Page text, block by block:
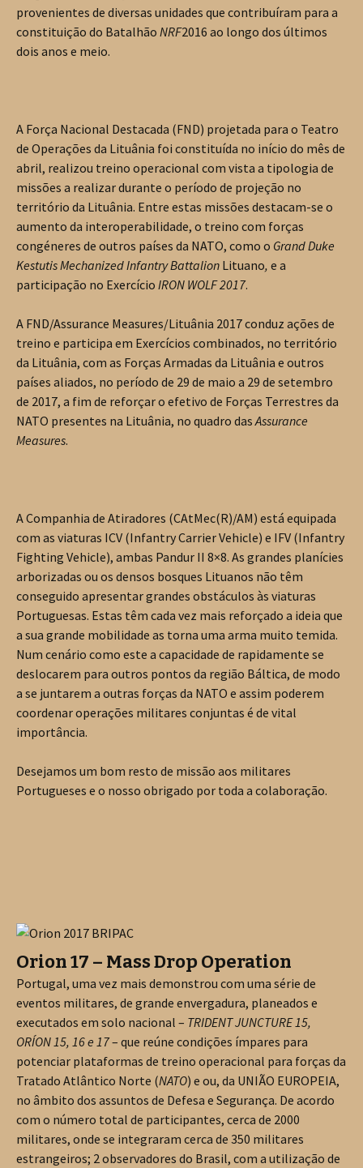
provenientes de diversas unidades que contribuíram para a
constituição do Batalhão NRF2016 ao longo dos últimos
dois anos e meio.
A Força Nacional Destacada (FND) projetada para o Teatro
de Operações da Lituânia foi constituída no início do mês de
abril, realizou treino operacional com vista a tipologia de
missões a realizar durante o período de projeção no
território da Lituânia. Entre estas missões destacam-se o
aumento da interoperabilidade, o treino com forças
congéneres de outros países da NATO, como o Grand Duke
Kestutis Mechanized Infantry Battalion Lituano, e a
participação no Exercício IRON WOLF 2017.
A FND/Assurance Measures/Lituânia 2017 conduz ações de
treino e participa em Exercícios combinados, no território
da Lituânia, com as Forças Armadas da Lituânia e outros
países aliados, no período de 29 de maio a 29 de setembro
de 2017, a fim de reforçar o efetivo de Forças Terrestres da
NATO presentes na Lituânia, no quadro das Assurance
Measures.
A Companhia de Atiradores (CAtMec(R)/AM) está equipada
com as viaturas ICV (Infantry Carrier Vehicle) e IFV (Infantry
Fighting Vehicle), ambas Pandur II 8×8. As grandes planícies
arborizadas ou os densos bosques Lituanos não têm
conseguido apresentar grandes obstáculos às viaturas
Portuguesas. Estas têm cada vez mais reforçado a ideia que
a sua grande mobilidade as torna uma arma muito temida.
Num cenário como este a capacidade de rapidamente se
deslocarem para outros pontos da região Báltica, de modo
a se juntarem a outras forças da NATO e assim poderem
coordenar operações militares conjuntas é de vital
importância.
Desejamos um bom resto de missão aos militares
Portugueses e o nosso obrigado por toda a colaboração.
Orion 17 – Mass Drop Operation
Portugal, uma vez mais demonstrou com uma série de
eventos militares, de grande envergadura, planeados e
executados em solo nacional – TRIDENT JUNCTURE 15,
ORÍON 15, 16 e 17– que reúne condições ímpares para
potenciar plataformas de treino operacional para forças da
Tratado Atlântico Norte (NATO) e ou, da UNIÃO EUROPEIA,
no âmbito dos assuntos de Defesa e Segurança. De acordo
com o número total de participantes, cerca de 2000
militares, onde se integraram cerca de 350 militares
estrangeiros; 2 observadores do Brasil, com a utilização de